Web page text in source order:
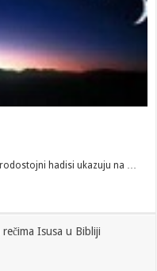
hadisi ukazuju na …
Isusa u Bibliji